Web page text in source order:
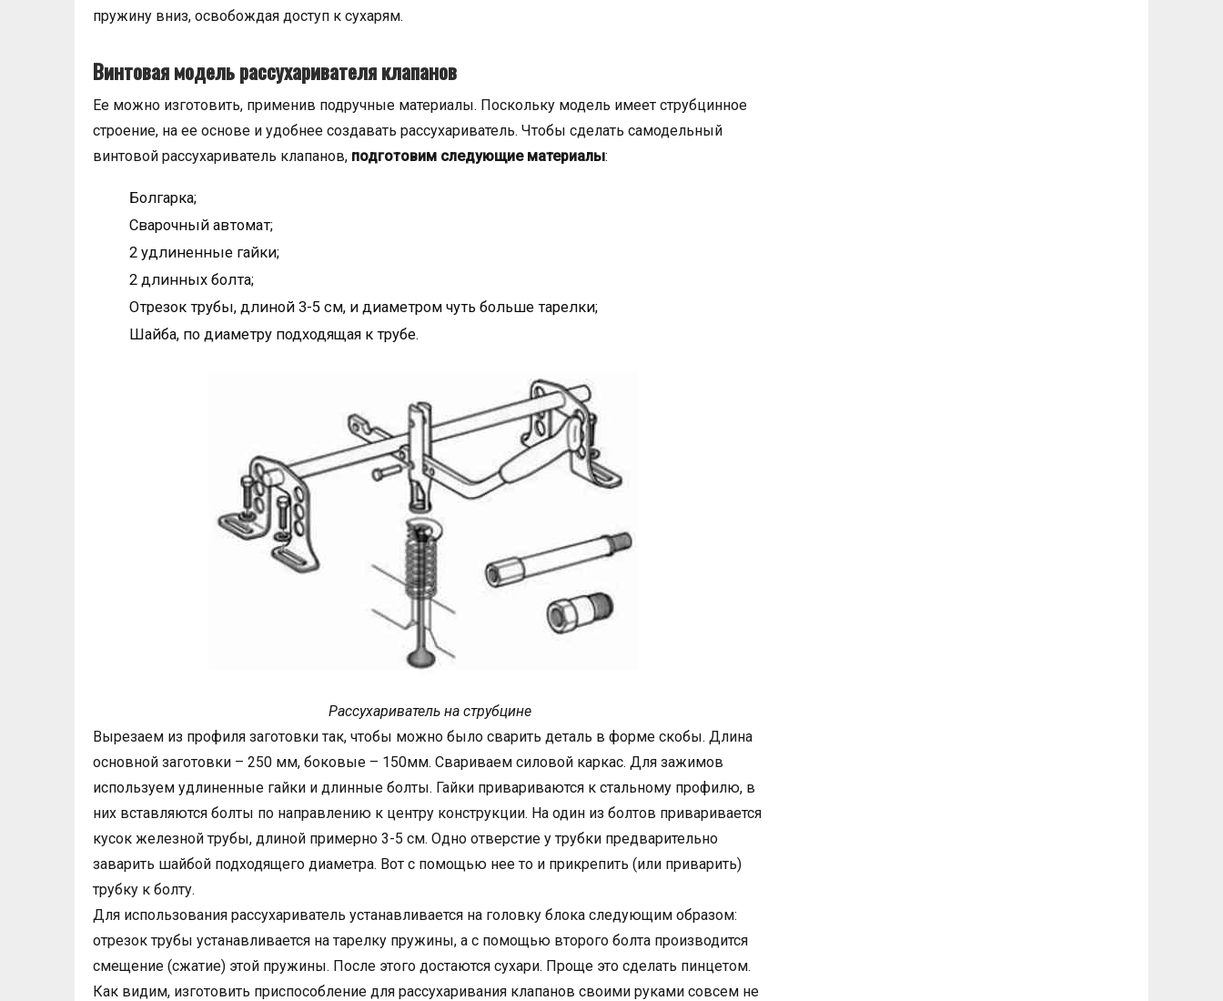
пружину вниз, освобождая доступ к сухарям.
Винтовая модель рассухаривателя клапанов
Ее можно изготовить, применив подручные материалы. Поскольку модель имеет струбцинное
строение, на ее основе и удобнее создавать рассухариватель. Чтобы сделать самодельный
винтовой рассухариватель клапанов, подготовим следующие материалы:
Болгарка;
Сварочный автомат;
2 удлиненные гайки;
2 длинных болта;
Отрезок трубы, длиной 3-5 см, и диаметром чуть больше тарелки;
Шайба, по диаметру подходящая к трубе.
Рассухариватель на струбцине
Вырезаем из профиля заготовки так, чтобы можно было сварить деталь в форме скобы. Длина
основной заготовки – 250 мм, боковые – 150мм. Свариваем силовой каркас. Для зажимов
используем удлиненные гайки и длинные болты. Гайки привариваются к стальному профилю, в
них вставляются болты по направлению к центру конструкции. На один из болтов приваривается
кусок железной трубы, длиной примерно 3-5 см. Одно отверстие у трубки предварительно
заварить шайбой подходящего диаметра. Вот с помощью нее то и прикрепить (или приварить)
трубку к болту.
Для использования рассухариватель устанавливается на головку блока следующим образом:
отрезок трубы устанавливается на тарелку пружины, а с помощью второго болта производится
смещение (сжатие) этой пружины. После этого достаются сухари. Проще это сделать пинцетом.
Как видим, изготовить приспособление для рассухаривания клапанов своими руками совсем не